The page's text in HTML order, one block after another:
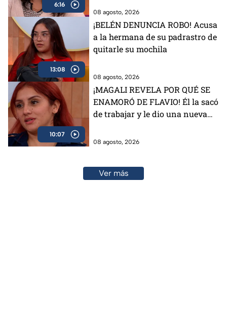
6:16
08 agosto, 2026
13:08
¡BELÉN DENUNCIA ROBO! Acusa
a la hermana de su padrastro de
quitarle su mochila
08 agosto, 2026
10:07
¡MAGALI REVELA POR QUÉ SE
ENAMORÓ DE FLAVIO! Él la sacó
de trabajar y le dio una nueva
08 agosto, 2026
Ver más